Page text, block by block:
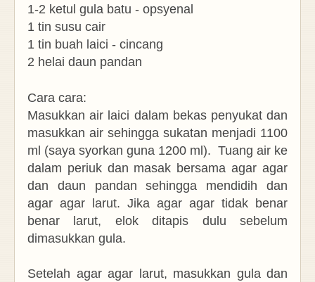
1-2 ketul gula batu - opsyenal
1 tin susu cair
1 tin buah laici - cincang
2 helai daun pandan
Cara cara:
Masukkan air laici dalam bekas penyukat dan
masukkan air sehingga sukatan menjadi 1100
ml (saya syorkan guna 1200 ml). Tuang air ke
dalam periuk dan masak bersama agar agar
dan daun pandan sehingga mendidih dan
agar agar larut. Jika agar agar tidak benar
benar larut, elok ditapis dulu sebelum
dimasukkan gula.
Setelah agar agar larut, masukkan gula dan